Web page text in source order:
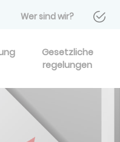
Wer sind wir?
Gesetzliche
regelungen